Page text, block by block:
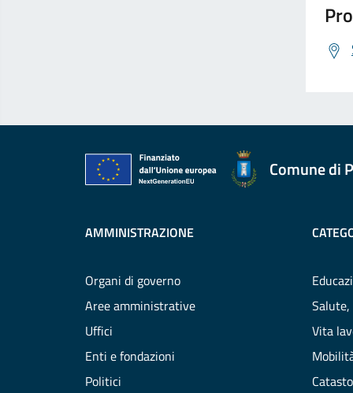
Comune di
AMMINISTRAZIONE
Organi di governo
Aree amministrative
Uffici
Enti e fondazioni
Politici
Salute,
Vita